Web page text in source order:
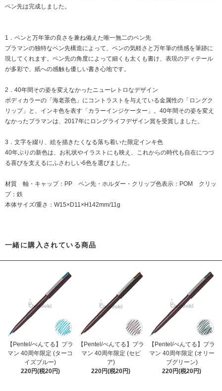
ペン先は完成しました。
1．ペンと万年筆の良さを兼ね備えた唯一無二のペン先
プラマンの独特なペン先構造によって、ペンの気軽さと万年筆の情感を筆跡に
現してくれます。ペン先の角度によって細くも太くも書け、表現のディテール
が多彩で、紙への感触も優しい書き心地です。
2．40年間その姿を変えなかったニューレトロなデザイン
ボディカラーの「海老茶色」にコントラストを与えている金属性の「ロングク
リップ」と、インキ色を表す「カラーインジケーター」。40年間その姿を変え
なかったプラマンは、2017年にロングライフデザイン賞を受賞しました。
3．文字を綴り、絵を描きたくなる落ち着いた限定インキ色
40年ぶりの新色は、お礼状やイラストにも映え、これからの時代も自在につづ
る喜びを支えるにふさわしい6色を選びました。
材質 軸・キャップ：PP ペン先・ホルダー・クリップ色表示：POM クリッ
プ：鉄
本体サイズ/重さ：W15×D11×H142mm/11g
一緒に購入されている商品
【Pentel/ぺんてる】プラ
マン 40周年限定 (ターコ
イズブルー)
220円(税20円)
【Pentel/ぺんてる】プラ
マン 40周年限定 (セピ
ア)
220円(税20円)
【Pentel/ぺんてる】プラ
マン 40周年限定 (オリー
ブグリーン)
220円(税20円)